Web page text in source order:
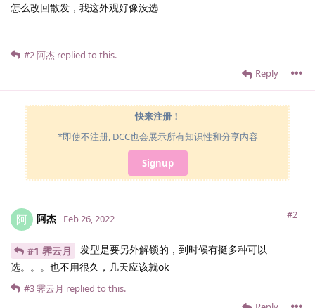
怎么改回散发，我这外观好像没选
Reply
#2阿杰 replied to this.
快来注册！
*即使不注册, DCC也会展示所有知识性和分享内容
Signup
阿 阿杰 #2
Feb 26, 2022
#1 霁云月
发型是要另外解锁的，到时候有挺多种可以
选。。。也不用很久，几天应该就ok
#3霁云月 replied to this.